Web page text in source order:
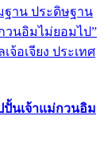
ฐาน ประดิษฐาน
วนอิมไม่ยอมไป”
อเจียง ประเทศ
ปั้นเจ้าแม่กวนอิม